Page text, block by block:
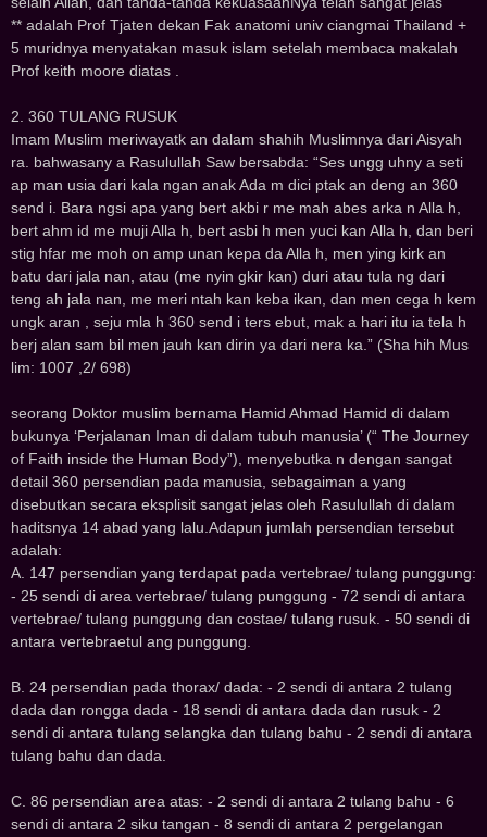
** adalah Prof Tjaten dekan Fak anatomi univ ciangmai Thailand +
5 muridnya menyatakan masuk islam setelah membaca makalah
Prof keith moore diatas .
2. 360 TULANG RUSUK
Imam Muslim meriwayatk an dalam shahih Muslimnya dari Aisyah
ra. bahwasany a Rasulullah Saw bersabda: “Ses ungg uhny a seti
ap man usia dari kala ngan anak Ada m dici ptak an deng an 360
send i. Bara ngsi apa yang bert akbi r me mah abes arka n Alla h,
bert ahm id me muji Alla h, bert asbi h men yuci kan Alla h, dan beri
stig hfar me moh on amp unan kepa da Alla h, men ying kirk an
batu dari jala nan, atau (me nyin gkir kan) duri atau tula ng dari
teng ah jala nan, me meri ntah kan keba ikan, dan men cega h kem
ungk aran , seju mla h 360 send i ters ebut, mak a hari itu ia tela h
berj alan sam bil men jauh kan dirin ya dari nera ka.” (Sha hih Mus
lim: 1007 ,2/ 698)
seorang Doktor muslim bernama Hamid Ahmad Hamid di dalam
bukunya ‘Perjalanan Iman di dalam tubuh manusia’ (“ The Journey
of Faith inside the Human Body”), menyebutka n dengan sangat
detail 360 persendian pada manusia, sebagaiman a yang
disebutkan secara eksplisit sangat jelas oleh Rasulullah di dalam
haditsnya 14 abad yang lalu.Adapun jumlah persendian tersebut
adalah:
A. 147 persendian yang terdapat pada vertebrae/ tulang punggung:
- 25 sendi di area vertebrae/ tulang punggung - 72 sendi di antara
vertebrae/ tulang punggung dan costae/ tulang rusuk. - 50 sendi di
antara vertebraetul ang punggung.
B. 24 persendian pada thorax/ dada: - 2 sendi di antara 2 tulang
dada dan rongga dada - 18 sendi di antara dada dan rusuk - 2
sendi di antara tulang selangka dan tulang bahu - 2 sendi di antara
tulang bahu dan dada.
C. 86 persendian area atas: - 2 sendi di antara 2 tulang bahu - 6
sendi di antara 2 siku tangan - 8 sendi di antara 2 pergelangan